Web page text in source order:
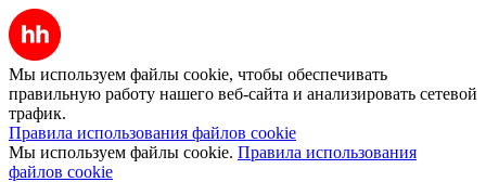
Мы используем файлы cookie, чтобы обеспечивать
правильную работу нашего веб-сайта и анализировать сетевой
трафик.
Правила использования файлов cookie
Мы используем файлы cookie. Правила использования
файлов cookie